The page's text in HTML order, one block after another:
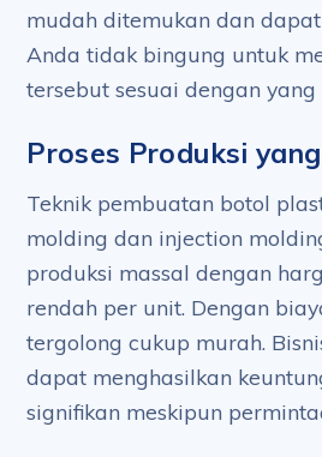
mudah ditemukan dan dapat
Anda tidak bingung untuk
tersebut sesuai dengan
Proses Produksi
Teknik pembuatan botol
molding dan injection
produksi massal dengan
rendah per unit. Dengan
tergolong cukup murah.
dapat menghasilkan
signifikan meskipun